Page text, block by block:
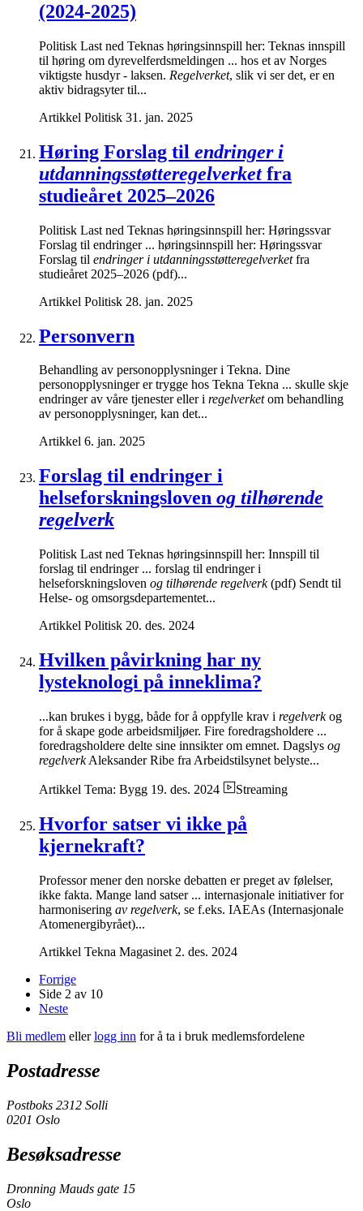
(2024-2025)
Politisk Last ned Teknas høringsinnspill her: Teknas innspill
til høring om dyrevelferdsmeldingen ... hos et av Norges
viktigste husdyr - laksen. Regelverket, slik vi ser det, er en
aktiv bidragsyter til...
Artikkel Politisk 31. jan. 2025
Høring Forslag til endringer i
utdanningsstøtteregelverketfra
studieåret 2025‒2026
Politisk Last ned Teknas høringsinnspill her: Høringssvar
Forslag til endringer ... høringsinnspill her: Høringssvar
Forslag til endringer i utdanningsstøtteregelverketfra
studieåret 2025‒2026 (pdf)...
Artikkel Politisk 28. jan. 2025
Personvern
Behandling av personopplysninger i Tekna. Dine
personopplysninger er trygge hos Tekna Tekna ... skulle skje
endringer av våre tjenester eller i regelverketom behandling
av personopplysninger, kan det...
Artikkel 6. jan. 2025
Forslag til endringer i
helseforskningsloven og tilhørende
regelverk
Politisk Last ned Teknas høringsinnspill her: Innspill til
forslag til endringer ... forslag til endringer i
helseforskningsloven og tilhørende regelverk(pdf) Sendt til
Helse- og omsorgsdepartementet...
Artikkel Politisk 20. des. 2024
Hvilken påvirkning har ny
lysteknologi på inneklima?
...kan brukes i bygg, både for å oppfylle krav i regelverkog
for å skape gode arbeidsmiljøer. Fire foredragsholdere ...
foredragsholdere delte sine innsikter om emnet. Dagslys og
regelverkAleksander Ribe fra Arbeidstilsynet belyste...
Artikkel Tema: Bygg 19. des. 2024 Streaming
Hvorfor satser vi ikke på
kjernekraft?
Professor mener den norske debatten er preget av følelser,
ikke fakta. Mange land satser ... internasjonale initiativer for
harmonisering av regelverk, se f.eks. IAEAs (Internasjonale
Atomenergibyrået)...
Artikkel Tekna Magasinet 2. des. 2024
Forrige
Side 2 av 10
Neste
Bli medlem ellerlogg inn for å ta i bruk medlemsfordelene
Postadresse
Postboks 2312 Solli
0201 Oslo
Besøksadresse
Dronning Mauds gate 15
Oslo